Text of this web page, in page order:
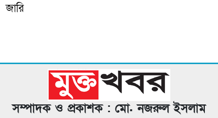
জারি
সম্পাদক ও প্রকাশক : মো. নজরুল ইসলাম